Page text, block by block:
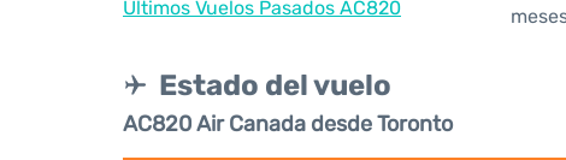
Últimos Vuelos Pasados AC820
Estado del vuelo
AC820 Air Canada desde Toronto